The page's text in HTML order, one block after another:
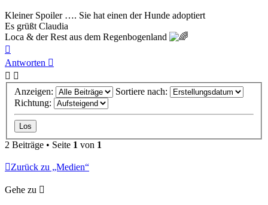
Kleiner Spoiler …. Sie hat einen der Hunde adoptiert
Es grüßt Claudia
Loca & der Rest aus dem Regenbogenland
oben
Antworten
Anzeigen:
Sortiere nach:
Richtung:
2 Beiträge • Seite 1 von 1
Zurück zu „Medien“
Gehe zu